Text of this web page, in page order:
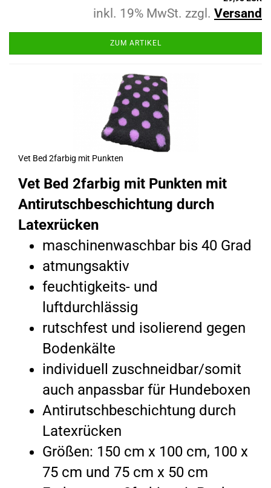
inkl. 19% MwSt. zzgl. Versand
ZUM ARTIKEL
Vet Bed 2farbig mit Punkten
Vet Bed 2farbig mit Punkten mit
Antirutschbeschichtung durch
Latexrücken
maschinenwaschbar bis 40 Grad
atmungsaktiv
feuchtigkeits- und
luftdurchlässig
rutschfest und isolierend gegen
Bodenkälte
individuell zuschneidbar/somit
auch anpassbar für Hundeboxen
Antirutschbeschichtung durch
Latexrücken
Größen: 150 cm x 100 cm, 100 x
75 cm und 75 cm x 50 cm